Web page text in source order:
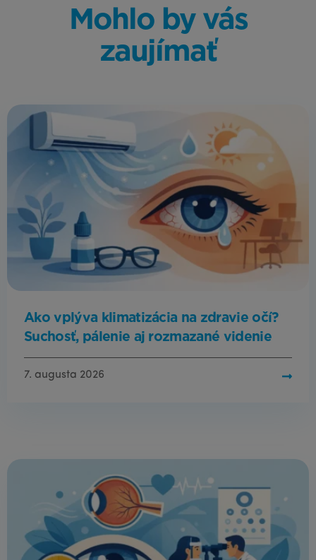
Mohlo by vás
zaujímať
Ako vplýva klimatizácia na zdravie očí?
Suchosť, pálenie aj rozmazané videnie
7. augusta 2026